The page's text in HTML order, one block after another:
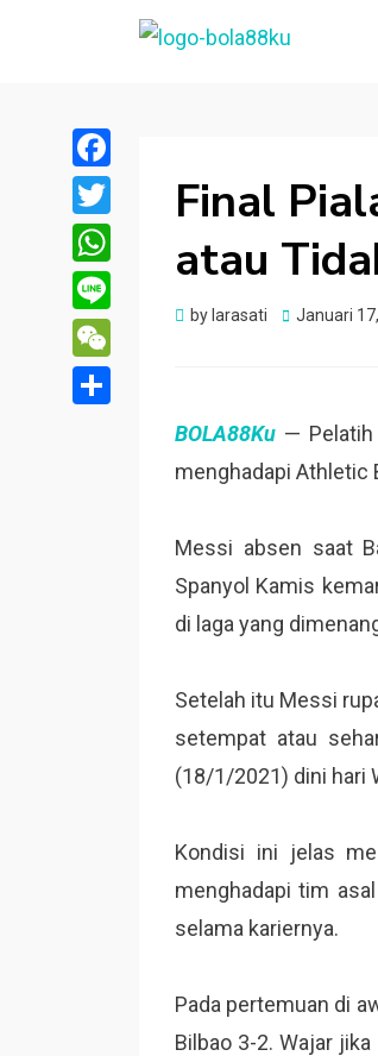
Final
atau
by larasati
Posted
Januari
BOLA88Ku — Pelatih
menghadapi Athletic
Messi absen saat
Spanyol Kamis
di laga yang
Setelah itu Messi
setempat atau
(18/1/2021) dini hari
Kondisi ini jelas
menghadapi tim
selama kariernya.
Pada pertemuan di
Bilbao 3-2. Wajar
Facebook
Twitter
WhatsApp
Line
WeChat